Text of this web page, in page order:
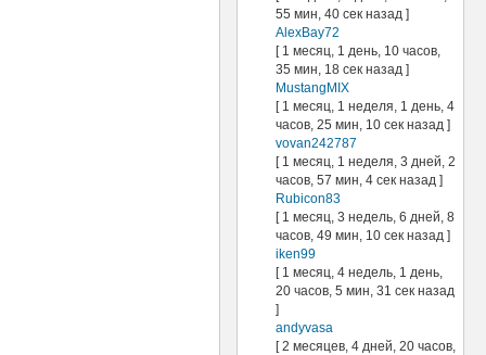
55 мин, 40 сек назад ]
AlexBay72
[ 1 месяц, 1 день, 10 часов,
35 мин, 18 сек назад ]
MustangMIX
[ 1 месяц, 1 неделя, 1 день, 4
часов, 25 мин, 10 сек назад ]
vovan242787
[ 1 месяц, 1 неделя, 3 дней, 2
часов, 57 мин, 4 сек назад ]
Rubicon83
[ 1 месяц, 3 недель, 6 дней, 8
часов, 49 мин, 10 сек назад ]
iken99
[ 1 месяц, 4 недель, 1 день,
20 часов, 5 мин, 31 сек назад
]
andyvasa
[ 2 месяцев, 4 дней, 20 часов,